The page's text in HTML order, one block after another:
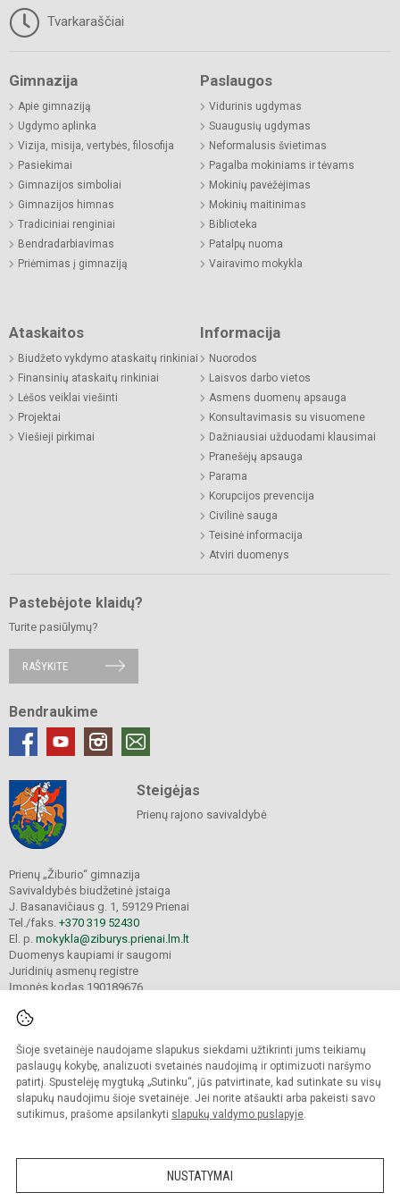
Šioje svetainėje naudojame slapukus siekdami užtikrinti jums teikiamų
paslaugų kokybę, analizuoti svetainės naudojimą ir optimizuoti naršymo
patirtį. Spustelėję mygtuką „Sutinku“, jūs patvirtinate, kad sutinkate su visų
slapukų naudojimu šioje svetainėje. Jei norite atšaukti arba pakeisti savo
sutikimus, prašome apsilankyti slapukų valdymo puslapyje.
NUSTATYMAI
Tvarkaraščiai
Gimnazija
Apie gimnaziją
Ugdymo aplinka
Vizija, misija, vertybės, filosofija
Pasiekimai
Gimnazijos simboliai
Gimnazijos himnas
Tradiciniai renginiai
Bendradarbiavimas
Priėmimas į gimnaziją
Paslaugos
Vidurinis ugdymas
Suaugusių ugdymas
Neformalusis švietimas
Pagalba mokiniams ir tėvams
Mokinių pavėžėjimas
Mokinių maitinimas
Biblioteka
Patalpų nuoma
Vairavimo mokykla
Ataskaitos
Biudžeto vykdymo ataskaitų rinkiniai
Finansinių ataskaitų rinkiniai
Lėšos veiklai viešinti
Projektai
Viešieji pirkimai
Informacija
Nuorodos
Laisvos darbo vietos
Asmens duomenų apsauga
Konsultavimasis su visuomene
Dažniausiai užduodami klausimai
Pranešėjų apsauga
Parama
Korupcijos prevencija
Civilinė sauga
Teisinė informacija
Atviri duomenys
Pastebėjote klaidų?
Turite pasiūlymų?
RAŠYKITE
Bendraukime
Steigėjas
Prienų rajono savivaldybė
Prienų „Žiburio“ gimnazija
Savivaldybės biudžetinė įstaiga
J. Basanavičiaus g. 1, 59129 Prienai
Tel./faks. +370 319 52430
El. p. mokykla@ziburys.prienai.lm.lt
Duomenys kaupiami ir saugomi
Juridinių asmenų registre
Įmonės kodas 190189676
© 2023 Prienų "Žiburio" gimnazija. Visos teisės saugomos.
Kopijuoti turinį be raštiško gimnazijos sutikimo griežtai draudžiama.
Versija neįgaliesiems Slapukų politika
Sumanus būdas atnaujinti